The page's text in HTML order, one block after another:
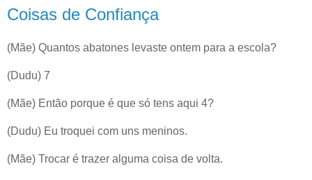
Coisas de Confiança
(Mãe) Quantos abatones levaste ontem para a escola?
(Dudu) 7
(Mãe) Então porque é que só tens aqui 4?
(Dudu) Eu troquei com uns meninos.
(Mãe) Trocar é trazer alguma coisa de volta.